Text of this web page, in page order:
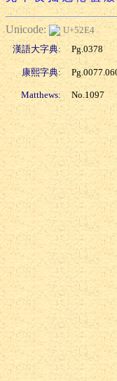
Unicode:
U+52E4
漢語大字典:
Pg.0378
康熙字典:
Matthews: No.1097